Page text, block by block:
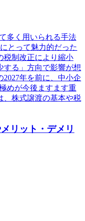
多く用いられる手法
とって魅力的だった
税制改正により縮小
する」方向で影響が想
年を前に、中小企
めが今後ますます重
、株式譲渡の基本や税
リット・デメリ